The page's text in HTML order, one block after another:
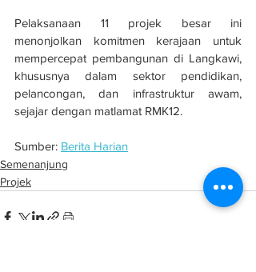
Pelaksanaan 11 projek besar ini
menonjolkan komitmen kerajaan untuk
mempercepat pembangunan di Langkawi,
khususnya dalam sektor pendidikan,
pelancongan, dan infrastruktur awam,
sejajar dengan matlamat RMK12.
Sumber: Berita Harian
Semenanjung
Projek